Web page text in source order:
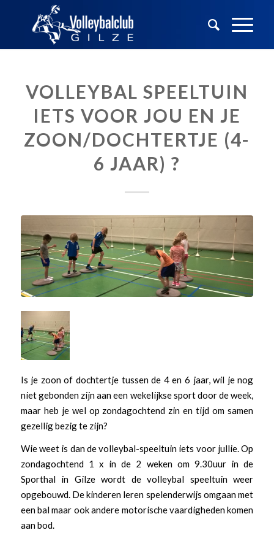
VOLLEYBAL SPEELTUIN
IETS VOOR JOU EN JE
ZOON/DOCHTERTJE (4-
6 JAAR) ?
Is je zoon of dochtertje tussen de 4 en 6 jaar, wil je nog
niet gebonden zijn aan een wekelijkse sport door de week,
maar heb je wel op zondagochtend zin en tijd om samen
gezellig bezig te zijn?
Wie weet is dan de volleybal-speeltuin iets voor jullie. Op
zondagochtend 1 x in de 2 weken om 9.30uur in de
Sporthal in Gilze wordt de volleybal speeltuin weer
opgebouwd. De kinderen leren spelenderwijs omgaan met
een bal maar ook andere motorische vaardigheden komen
aan bod.